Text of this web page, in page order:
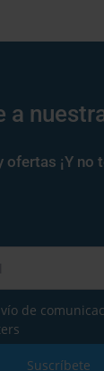
a
ofertas ¡Y no